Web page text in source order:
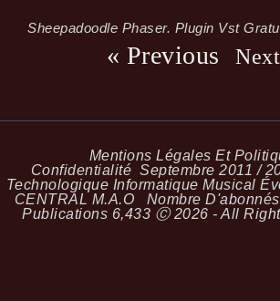
Sheepadoodle Phaser. Plugin Vst
« Previous
Mentions Légales Et
Confidentialité Septembre 2011 /
Technologique Informatique Musical
CENTRAL M.A.O Nombre
Publications 6,433 Ⓒ 2026 - All